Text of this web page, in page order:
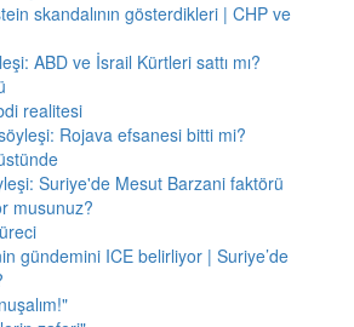
skandalının gösterdikleri | CHP ve
ABD ve İsrail Kürtleri sattı mı?
realitesi
Rojava efsanesi bitti mi?
Suriye'de Mesut Barzani faktörü
musunuz?
gündemini ICE belirliyor | Suriye’de